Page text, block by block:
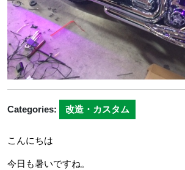
Categories: 改造・カスタム
こんにちは
今日も暑いですね。